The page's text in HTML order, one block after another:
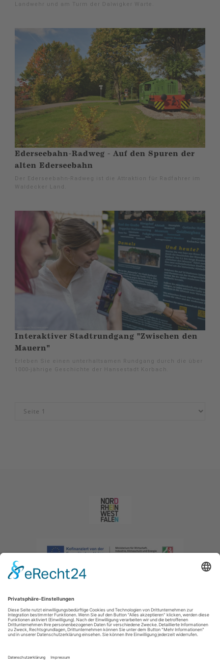
Landwehr und am Turm der Dalwigker Warte.
Ederseebahn-Radweg - Auf den Spuren der
alten Ederseebahn
Der Ederseebahn-Radweg ist die Attraktion für Radfahrer im
Waldecker Land.
Interaktiver Stadtrundgang "Zwischen den
Mauern"
Erleben Sie einen unterhaltsamen Rundgang durch die über
1000-jährige Geschichte der Hansestadt Korbach.
Impressum|Datenschutzerklärung|Barrierefreiheitserklärung